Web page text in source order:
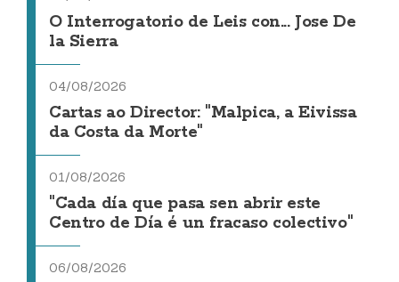
O Interrogatorio de Leis con... Jose De
la Sierra
04/08/2026
Cartas ao Director: "Malpica, a Eivissa
da Costa da Morte"
01/08/2026
"Cada día que pasa sen abrir este
Centro de Día é un fracaso colectivo"
06/08/2026